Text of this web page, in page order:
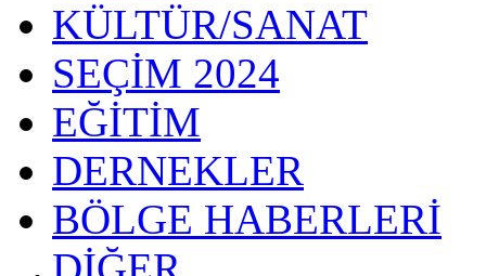
KÜLTÜR/SANAT
SEÇİM 2024
EĞİTİM
DERNEKLER
BÖLGE HABERLERİ